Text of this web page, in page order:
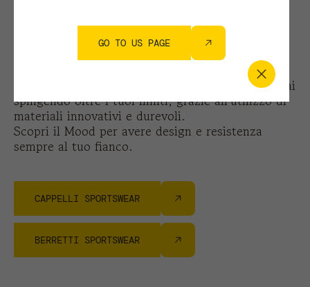
Mood Sportswearracchiude tutti i nostri
cappelli e berretti per il mondo dello sport.
Gli accessori Sportswear sono stati pensati per
, anche quando stai
spingendo oltre i tuoi limiti, grazie all’utilizzo di
materiali innovativi e durevoli.
Scopri il Mood per avere design e resistenza
sempre al tuo fianco.
CAPPELLI SPORTSWEAR
BERRETTI SPORTSWEAR
GO TO US PAGE